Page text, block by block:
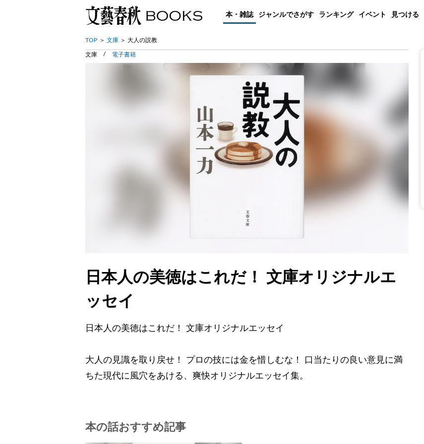
本・雑誌 ジャンルでさがす ランキング イベント 見つける
TOP 文庫 大人の説教
文庫 電子書籍
日本人の美徳はこれだ！ 文庫オリジナルエ
ッセイ
日本人の美徳はこれだ！ 文庫オリジナルエッセイ
大人の見識を取り戻せ！ プロの技には金を惜しむな！ 口当たりの良い意見に満
ちた現代に風穴をあける、爽快オリジナルエッセイ集。
本の話おすすめ記事